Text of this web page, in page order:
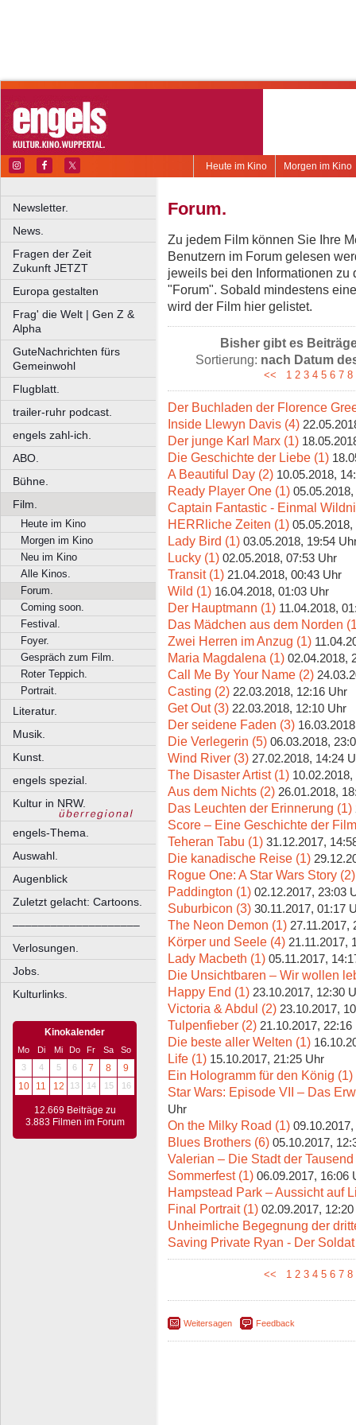
Morgen im Kino
Heute im Kino
Newsletter.
News.
Fragen der Zeit
Zukunft JETZT
Europa gestalten
Frag' die Welt | Gen Z &
Alpha
GuteNachrichten fürs
Gemeinwohl
Flugblatt.
trailer-ruhr podcast.
engels zahl-ich.
ABO.
Bühne.
Film.
Heute im Kino
Morgen im Kino
Neu im Kino
Alle Kinos.
Forum.
Coming soon.
Festival.
Foyer.
Gespräch zum Film.
Roter Teppich.
Portrait.
Literatur.
Musik.
Kunst.
engels spezial.
Kultur in NRW.
engels-Thema.
Auswahl.
Augenblick
Zuletzt gelacht: Cartoons.
––––––––––––––––––––
Verlosungen.
Jobs.
Kulturlinks.
Kinokalender
Mo Di Mi Do Fr Sa
So
3
4 5 6 7 8
9
10
11 12 13 14 15 16
12.669 Beiträge zu
3.883 Filmen im Forum
Forum.
Zu jedem Film können Sie Ihre
Benutzern im Forum gelesen
jeweils bei den Informationen zu
"Forum". Sobald mindestens
wird der Film hier gelistet.
Bisher gibt es
Sortierung: nach Datum
<< 1 2 3 4 5 6 7 8
Der Buchladen der Florence
Inside Llewyn Davis (4)
Der junge Karl Marx (1)
Die Geschichte der Liebe (1)
A Beautiful Day (2) 10.05.2018,
Ready Player One (1)
Captain Fantastic - Einmal
HERRliche Zeiten (1)
Lady Bird (1) 03.05.2018, 19:54
Lucky (1) 02.05.2018, 07:53 Uhr
Transit (1) 21.04.2018, 00:43 Uhr
Wild (1) 16.04.2018, 01:03 Uhr
Der Hauptmann (1) 11.04.2018,
Das Mädchen aus dem Norden
Zwei Herren im Anzug (1)
Maria Magdalena (1) 02.04.2018,
Call Me By Your Name (2)
Casting (2) 22.03.2018, 12:16 Uhr
Get Out (3) 22.03.2018, 12:10 Uhr
Der seidene Faden (3)
Die Verlegerin (5) 06.03.2018,
Wind River (3) 27.02.2018, 14:24
The Disaster Artist (1)
Aus dem Nichts (2) 26.01.2018,
Das Leuchten der Erinnerung (1)
Score – Eine Geschichte der
Teheran Tabu (1) 31.12.2017,
Die kanadische Reise (1)
Rogue One: A Star Wars Story (2)
Paddington (1) 02.12.2017, 23:03
Suburbicon (3) 30.11.2017, 01:17
The Neon Demon (1) 27.11.2017,
Körper und Seele (4) 21.11.2017,
Lady Macbeth (1) 05.11.2017,
Die Unsichtbaren – Wir wollen
Happy End (1) 23.10.2017, 12:30
Victoria & Abdul (2) 23.10.2017,
Tulpenfieber (2) 21.10.2017, 22:16
Die beste aller Welten (1)
Life (1) 15.10.2017, 21:25 Uhr
Ein Hologramm für den König (1)
Star Wars: Episode VII – Das
Uhr
On the Milky Road (1)
Blues Brothers (6) 05.10.2017,
Valerian – Die Stadt der
Sommerfest (1) 06.09.2017, 16:06
Hampstead Park – Aussicht auf
Final Portrait (1) 02.09.2017,
Unheimliche Begegnung der
Saving Private Ryan - Der
<< 1 2 3 4 5 6 7 8
Weitersagen Feedback